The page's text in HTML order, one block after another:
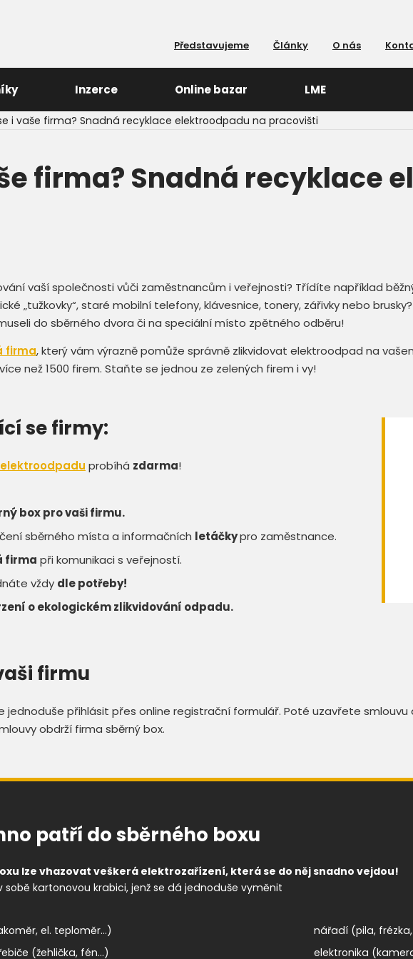
Představujeme Články O nás
Inzerce Online bazar LME
i vaše firma? Snadná recyklace elektroodpadu na pracovišti
firma? Snadná recyklace
vaší společnosti vůči zaměstnancům i veřejnosti? Třídíte například
„tužkovky“, staré mobilní telefony, klávesnice, tonery, zářivky nebo brusky?
do sběrného dvora či na speciální místo zpětného odběru!
firma, který vám výrazně pomůže správně zlikvidovat elektroodpad na
než 1500 firem. Staňte se jednou ze zelených firem i vy!
se firmy:
probíhá zdarma!
box pro vaši firmu.
sběrného místa a informačních letáčkypro zaměstnance.
firma při komunikaci s veřejností.
vždy dle potřeby!
o ekologickém zlikvidování odpadu.
firmu
jednoduše přihlásit přes online registrační formulář. Poté uzavřete
obdrží firma sběrný box.
patří do sběrného boxu
lze vhazovat veškerá elektrozařízení, která se do něj snadno vejdou!
sobě kartonovou krabici, jenž se dá jednoduše vyměnit
el. teploměr...)
(žehlička, fén...)
nářadí (pila,
elektronika